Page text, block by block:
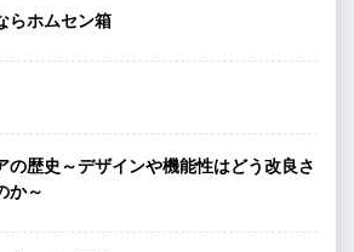
らホムセン箱
の歴史～デザインや機能性はどう改良さ
か～